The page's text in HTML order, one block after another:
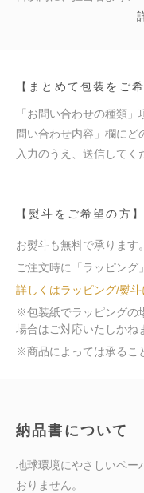
【まとめて包装をご
「お問い合わせの種類
問い合わせ内容」欄に
入力のうえ、送信してく
【熨斗をご希望の方】
お熨斗も無料で承ります。
ご注文時に「ラッピング
詳しくはラッピング/熨斗
※包装紙でラッピングの
場合はご対応いたしかね
※商品によっては承るこ
納品書について
地球環境にやさしいペー
おりません。